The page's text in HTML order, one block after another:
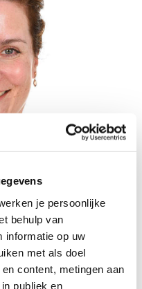
je persoonlijke
behulp van
informatie op uw
met als doel
content, metingen aan
publiek en